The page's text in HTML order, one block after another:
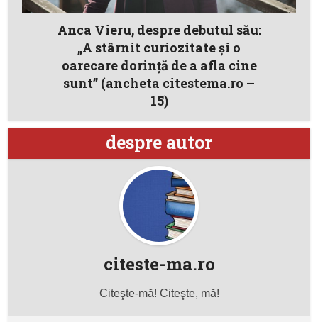
Anca Vieru, despre debutul său:
„A stârnit curiozitate și o
oarecare dorință de a afla cine
sunt” (ancheta citestema.ro –
15)
despre autor
citeste-ma.ro
Citeşte-mă! Citeşte, mă!